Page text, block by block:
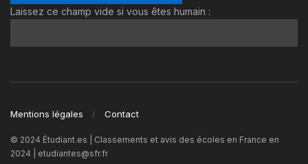
Laissez ce champ vide si vous êtes humain :
Mentions légales Contact
© 2024 Étudiant.es | Classements et avis des écoles en France en
2024 | etudiantes@sfr.fr